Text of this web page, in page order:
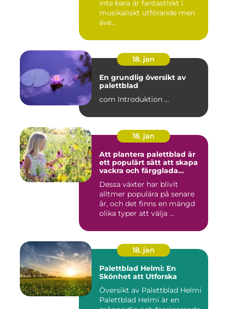
inte bara är fantastiskt i
musikaliskt utförande men
äve...
18. jan
En grundlig översikt av
palettblad
com Introduktion ...
18. jan
Att plantera palettblad är
ett populärt sätt att skapa
vackra och färgglada
inomhusmiljöer
Dessa växter har blivit
alltmer populära på senare
år, och det finns en mängd
olika typer att välja ...
18. jan
Palettblad Helmi: En
Skönhet att Utforska
Översikt av Palettblad Helmi
Palettblad Helmi är en